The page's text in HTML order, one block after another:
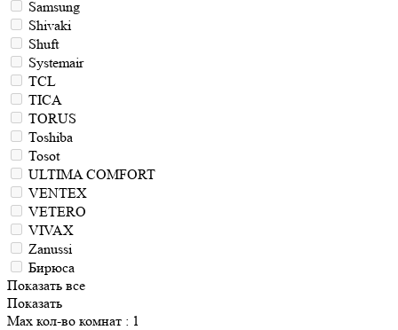
Samsung
Shivaki
Shuft
Systemair
TCL
TICA
TORUS
Toshiba
Tosot
ULTIMA COMFORT
VENTEX
VETERO
VIVAX
Zanussi
Бирюса
Показать все
Показать
Max кол-во комнат : 1